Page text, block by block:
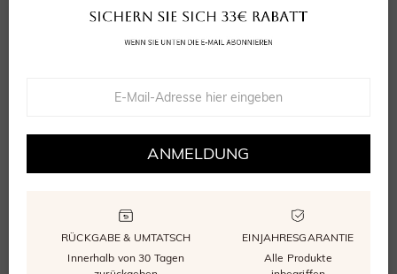
Sie sind einfach wunderschön! Ich bin so zufrieden mit diesen
ANMELDUNG
RÜCKGABE & UMTATSCH
Innerhalb von 30 Tagen
EINJAHRESGARANTIE
Alle Produkte